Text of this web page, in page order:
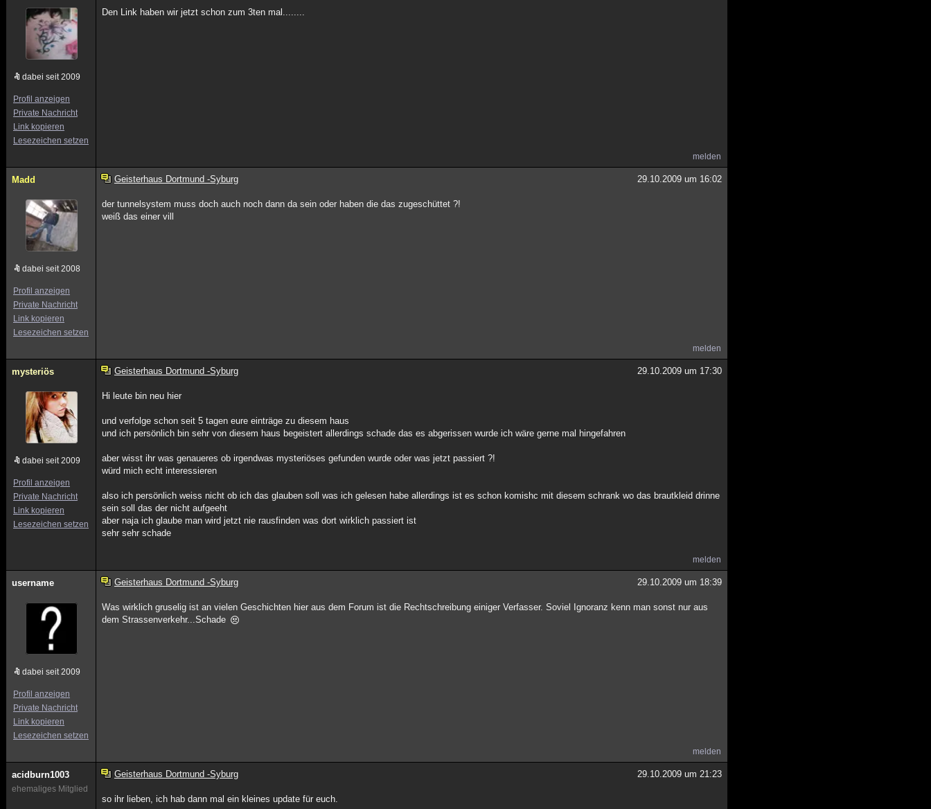
dabei seit 2009
Profil anzeigen
Private Nachricht
Link kopieren
Lesezeichen setzen
Den Link haben wir jetzt schon zum 3ten mal........
melden
Madd
dabei seit 2008
Profil anzeigen
Private Nachricht
Link kopieren
Lesezeichen setzen
Geisterhaus Dortmund -Syburg 29.10.2009 um 16:02
der tunnelsystem muss doch auch noch dann da sein oder haben die das zugeschüttet ?!
weiß das einer vill
melden
mysteriös
dabei seit 2009
Profil anzeigen
Private Nachricht
Link kopieren
Lesezeichen setzen
Geisterhaus Dortmund -Syburg 29.10.2009 um 17:30
Hi leute bin neu hier
und verfolge schon seit 5 tagen eure einträge zu diesem haus
und ich persönlich bin sehr von diesem haus begeistert allerdings schade das es abgerissen wurde ich wäre gerne mal hingefahren
aber wisst ihr was genaueres ob irgendwas mysteriöses gefunden wurde oder was jetzt passiert ?!
würd mich echt interessieren
also ich persönlich weiss nicht ob ich das glauben soll was ich gelesen habe allerdings ist es schon komishc mit diesem schrank wo das brautkleid drinne
sein soll das der nicht aufgeeht
aber naja ich glaube man wird jetzt nie rausfinden was dort wirklich passiert ist
sehr sehr schade
melden
username
dabei seit 2009
Profil anzeigen
Private Nachricht
Link kopieren
Lesezeichen setzen
Geisterhaus Dortmund -Syburg 29.10.2009 um 18:39
Was wirklich gruselig ist an vielen Geschichten hier aus dem Forum ist die Rechtschreibung einiger Verfasser. Soviel Ignoranz kenn man sonst nur aus
dem Strassenverkehr...Schade
melden
acidburn1003
ehemaliges Mitglied
Geisterhaus Dortmund -Syburg 29.10.2009 um 21:23
so ihr lieben, ich hab dann mal ein kleines update für euch.